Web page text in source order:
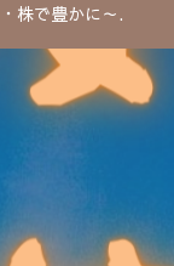
株で豊かに～.